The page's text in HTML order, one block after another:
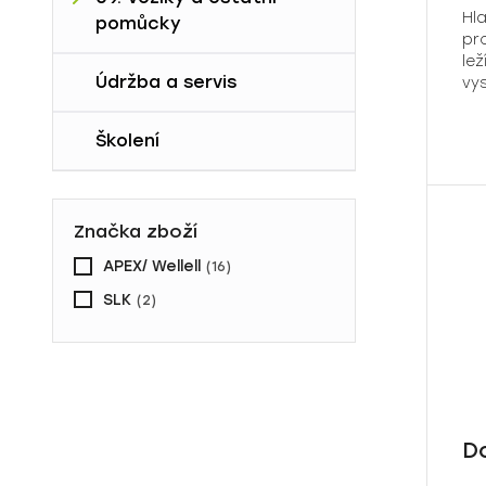
lehátka
pomůcky
9D. Vozíky
Údržba a servis
Školení
Značka zboží
APEX/ Wellell
SLK